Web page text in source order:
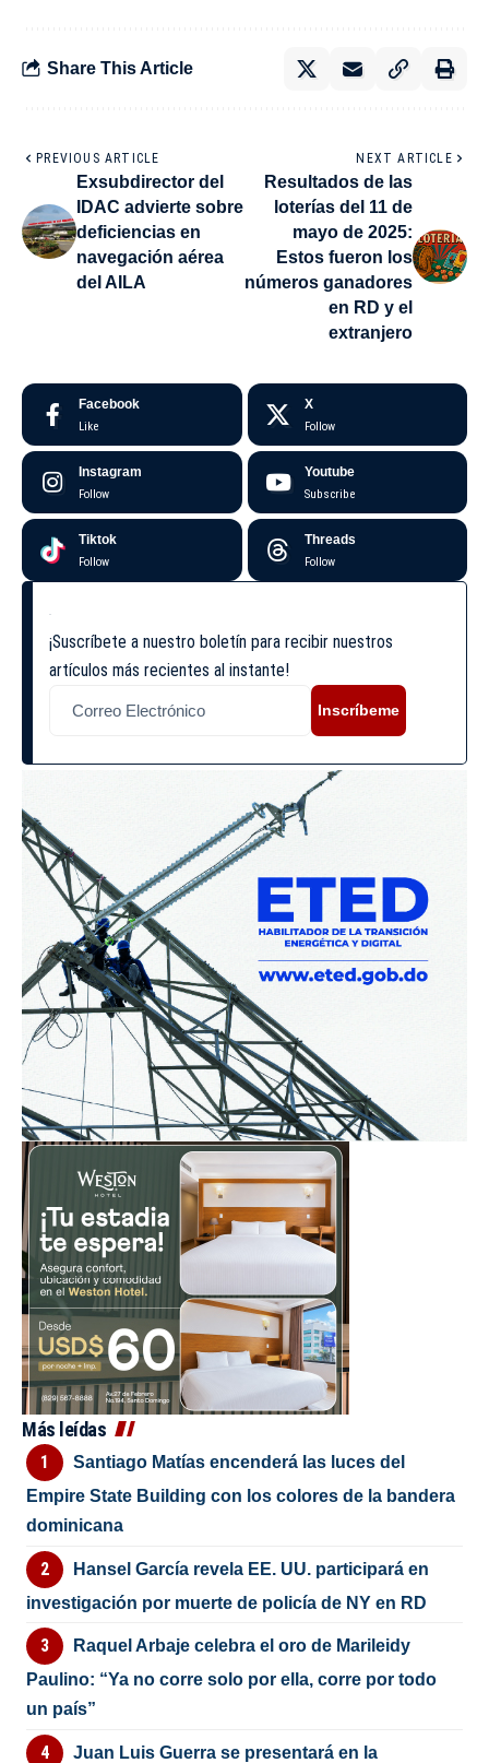
Share This Article
PREVIOUS ARTICLE
Exsubdirector del
IDAC advierte sobre
deficiencias en
navegación aérea
del AILA
NEXT ARTICLE
Resultados de las
loterías del 11 de
mayo de 2025:
Estos fueron los
números ganadores
en RD y el
extranjero
Facebook
Like
X
Follow
Instagram
Follow
Youtube
Subscribe
Tiktok
Follow
Threads
Follow
¡Suscríbete a nuestro boletín para recibir nuestros
artículos más recientes al instante!
Inscríbeme
Más leídas
Santiago Matías encenderá las luces del
Empire State Building con los colores de la bandera
dominicana
Hansel García revela EE. UU. participará en
investigación por muerte de policía de NY en RD
Raquel Arbaje celebra el oro de Marileidy
Paulino: “Ya no corre solo por ella, corre por todo
un país”
Juan Luis Guerra se presentará en la